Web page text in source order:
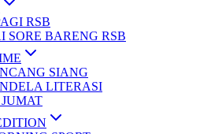
RSB
SORE BARENG RSB
SIANG
LITERASI